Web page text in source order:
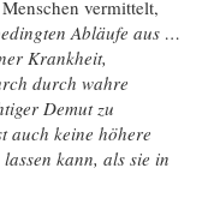
vermittelt,
Abläufe aus …
Krankheit,
durch wahre
Demut zu
auch keine höhere
kann, als sie in